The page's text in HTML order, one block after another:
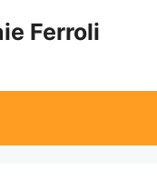
Ferroli